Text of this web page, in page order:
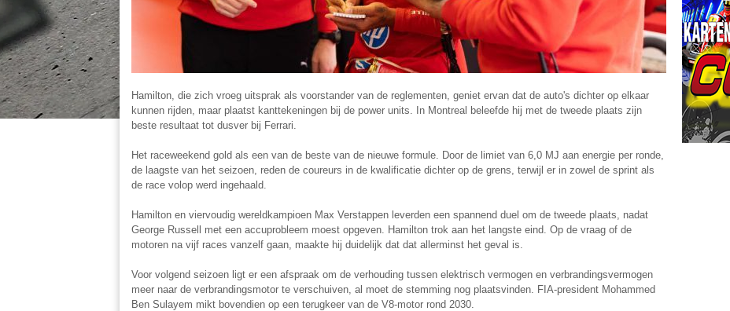
Hamilton, die zich vroeg uitsprak als voorstander van de reglementen, geniet ervan dat de auto's dichter op elkaar
kunnen rijden, maar plaatst kanttekeningen bij de power units. In Montreal beleefde hij met de tweede plaats zijn
beste resultaat tot dusver bij Ferrari.
Het raceweekend gold als een van de beste van de nieuwe formule. Door de limiet van 6,0 MJ aan energie per ronde,
de laagste van het seizoen, reden de coureurs in de kwalificatie dichter op de grens, terwijl er in zowel de sprint als
de race volop werd ingehaald.
Hamilton en viervoudig wereldkampioen Max Verstappen leverden een spannend duel om de tweede plaats, nadat
George Russell met een accuprobleem moest opgeven. Hamilton trok aan het langste eind. Op de vraag of de
motoren na vijf races vanzelf gaan, maakte hij duidelijk dat dat allerminst het geval is.
Voor volgend seizoen ligt er een afspraak om de verhouding tussen elektrisch vermogen en verbrandingsvermogen
meer naar de verbrandingsmotor te verschuiven, al moet de stemming nog plaatsvinden. FIA-president Mohammed
Ben Sulayem mikt bovendien op een terugkeer van de V8-motor rond 2030.